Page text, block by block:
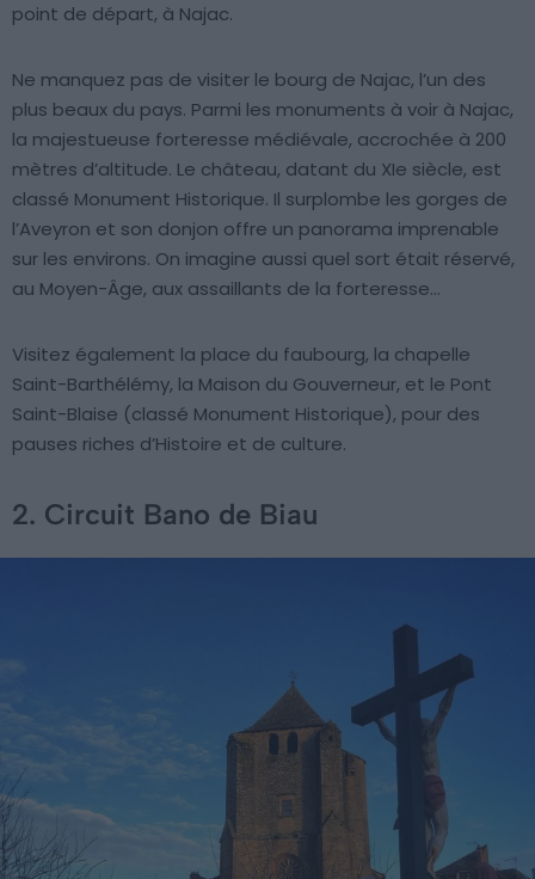
point de départ, à Najac.
Ne manquez pas de visiter le bourg de Najac, l’un des
plus beaux du pays. Parmi les monuments à voir à Najac,
la majestueuse forteresse médiévale, accrochée à 200
mètres d’altitude. Le château, datant du XIe siècle, est
classé Monument Historique. Il surplombe les gorges de
l’Aveyron et son donjon offre un panorama imprenable
sur les environs. On imagine aussi quel sort était réservé,
au Moyen-Âge, aux assaillants de la forteresse…
Visitez également la place du faubourg, la chapelle
Saint-Barthélémy, la Maison du Gouverneur, et le Pont
Saint-Blaise (classé Monument Historique), pour des
pauses riches d’Histoire et de culture.
2. Circuit Bano de Biau